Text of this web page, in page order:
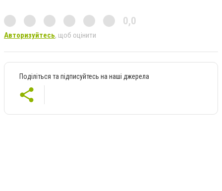
0,0
Авторизуйтесь, щоб оцінити
Поділіться та підписуйтесь на наші джерела